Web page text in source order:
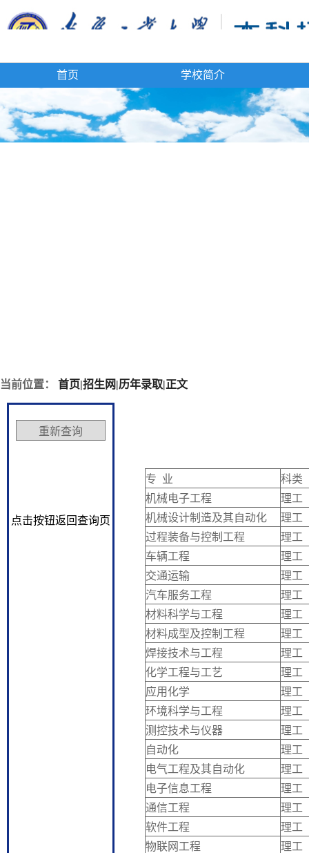
首页 学校简介
当前位置： 首页|招生网|历年录取|正文
点击按钮返回查询页
专 业
科类
机械电子工程
理工
机械设计制造及其自动化
理工
过程装备与控制工程
理工
车辆工程
理工
交通运输
理工
汽车服务工程
理工
材料科学与工程
理工
材料成型及控制工程
理工
焊接技术与工程
理工
化学工程与工艺
理工
应用化学
理工
环境科学与工程
理工
测控技术与仪器
理工
自动化
理工
电气工程及其自动化
理工
电子信息工程
理工
通信工程
理工
软件工程
理工
物联网工程
理工